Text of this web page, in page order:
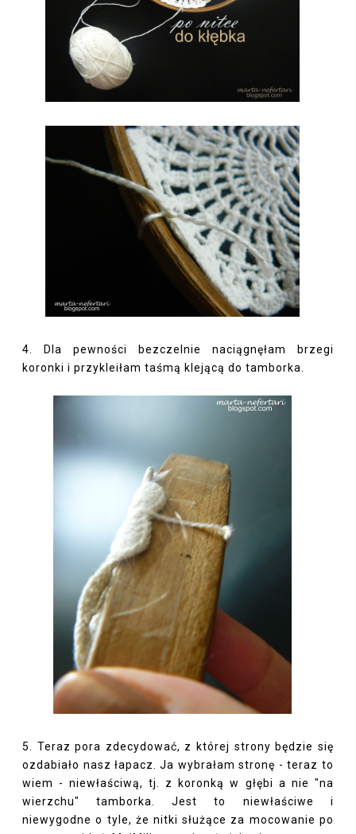
4. Dla pewności bezczelnie naciągnęłam brzegi
koronki i przykleiłam taśmą klejącą do tamborka.
5. Teraz pora zdecydować, z której strony będzie się
ozdabiało nasz łapacz. Ja wybrałam stronę - teraz to
wiem - niewłaściwą, tj. z koronką w głębi a nie "na
wierzchu" tamborka. Jest to niewłaściwe i
niewygodne o tyle, że nitki służące za mocowanie po